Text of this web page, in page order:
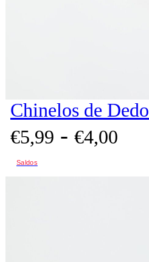
Chinelos de
€5,99 - €4,00
Saldos